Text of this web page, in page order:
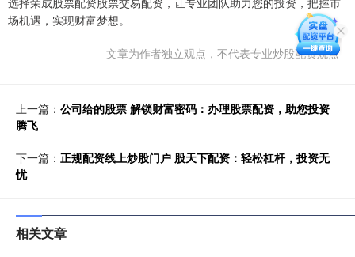
场机遇，实现财富梦想。
文章为作者独立观点，不代表专业炒股配资观点
上一篇： 公司给的股票 解锁财富密码：办理股票配资，助您投资
腾飞
下一篇： 正规配资线上炒股门户 股天下配资：轻松杠杆，投资无
忧
相关文章